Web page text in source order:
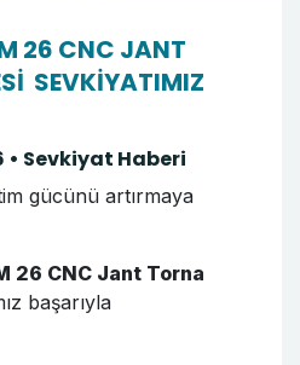
26 CNC JANT
SEVKİYATIMIZ
• Sevkiyat Haberi
gücünü artırmaya
26 CNC Jant Torna
başarıyla